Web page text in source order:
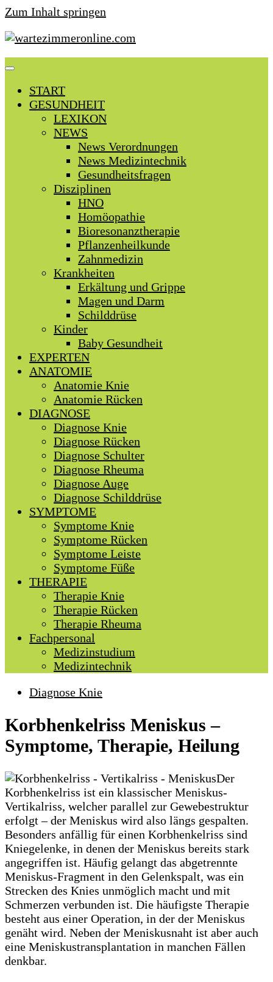
Zum Inhalt springen
START
GESUNDHEIT
LEXIKON
NEWS
News Verordnungen
News Medizintechnik
Gesundheitsfragen
Disziplinen
HNO
Homöopathie
Bioresonanztherapie
Pflanzenheilkunde
Zahnmedizin
Krankheiten
Erkältung und Grippe
Magen und Darm
Schilddrüse
Kinder
Baby Gesundheit
EXPERTEN
ANATOMIE
Anatomie Knie
Anatomie Rücken
DIAGNOSE
Diagnose Knie
Diagnose Rücken
Diagnose Schulter
Diagnose Rheuma
Diagnose Auge
Diagnose Schilddrüse
SYMPTOME
Symptome Knie
Symptome Rücken
Symptome Leiste
Symptome Füße
THERAPIE
Therapie Knie
Therapie Rücken
Therapie Rheuma
Fachpersonal
Medizinstudium
Medizintechnik
Diagnose Knie
Korbhenkelriss Meniskus –
Symptome, Therapie, Heilung
Der
Korbhenkelriss ist ein klassischer Meniskus-
Vertikalriss, welcher parallel zur Gewebestruktur
erfolgt – der Meniskus wird also längs gespalten.
Besonders anfällig für einen Korbhenkelriss sind
Kniegelenke, in denen der Meniskus bereits stark
angegriffen ist. Häufig gelangt das abgetrennte
Meniskus-Fragment in den Gelenkspalt, was ein
Strecken des Knies unmöglich macht und mit
Schmerzen verbunden ist. Die häufigste Therapie
besteht aus einer Operation, in der der Meniskus
genäht wird. Neben der Meniskusnaht ist aber auch
eine Meniskustransplantation in manchen Fällen
denkbar.